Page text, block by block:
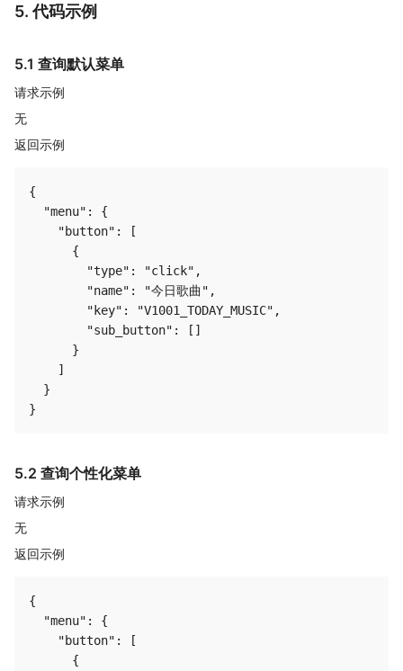
5. 代码示例
5.1 查询默认菜单
请求示例
无
返回示例
{
  "menu": {
    "button": [
      {
        "type": "click",
        "name": "今日歌曲",
        "key": "V1001_TODAY_MUSIC",
        "sub_button": []
      }
    ]
  }
5.2 查询个性化菜单
请求示例
无
返回示例
{
  "menu": {
    "button": [
      {